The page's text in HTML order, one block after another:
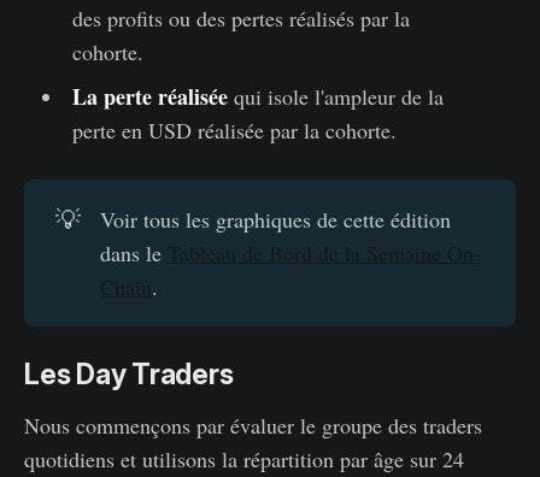
des profits ou des pertes réalisés par la
cohorte.
La perte réaliséequi isole l'ampleur de la
perte en USD réalisée par la cohorte.
💡
Voir tous les graphiques de cette édition
dans le Tableau de Bord de la Semaine On-
Chain.
Les Day Traders
Nous commençons par évaluer le groupe des traders
quotidiens et utilisons la répartition par âge sur 24